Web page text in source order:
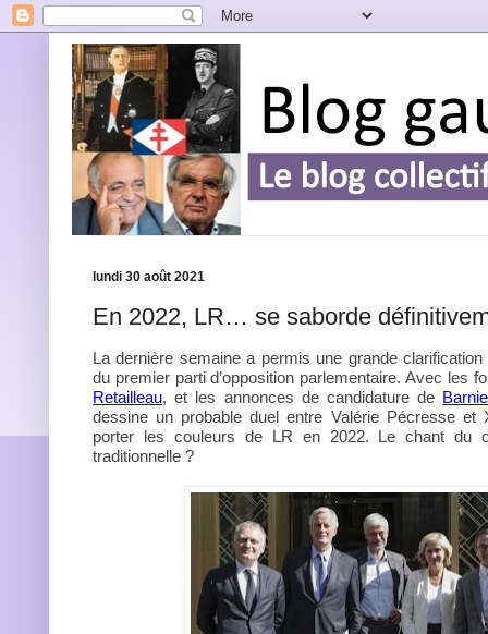
lundi 30 août 2021
En 2022, LR… se saborde
La dernière semaine a permis une grande
du premier parti d’opposition parlementaire. Avec les
Retailleau, et les annonces de candidature de
dessine un probable duel entre Valérie Pécresse et
porter les couleurs de LR en 2022. Le chant du
traditionnelle ?